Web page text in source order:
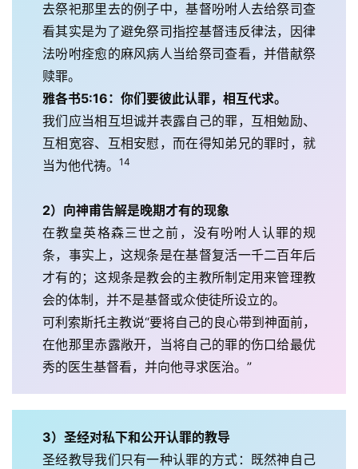
去祭祀那里去的例子中，基督吩咐人去给祭司查
看其实是为了避免祭司指控基督违反律法，因律
法吩咐痊愈的麻风病人当给祭司查看，并借献祭
赎罪。
雅各书5:16：你们要彼此认罪，相互代求。
我们应当相互坦诚并表露自己的罪，互相勉励、
互相宽容、互相安慰，而在得知弟兄的罪时，就
当为他代祷。
14
2）向神甫告解是晚期才有的现象
在教皇英格森三世之前，没有吩咐人认罪的规
条，事实上，这规条是在基督复活一千二百年后
才有的；这规条是教会的主教所制定用来管理教
会的体制，并不是基督或众使徒所设立的。
可利索斯托主教说“要将自己的良心带到神面前，
在他那里赤露敞开，当将自己的罪的伤口给最优
秀的医生基督看，并向他寻求医治。”
3）圣经对私下和公开认罪的教导
圣经教导我们只有一种认罪的方式：既然神自己